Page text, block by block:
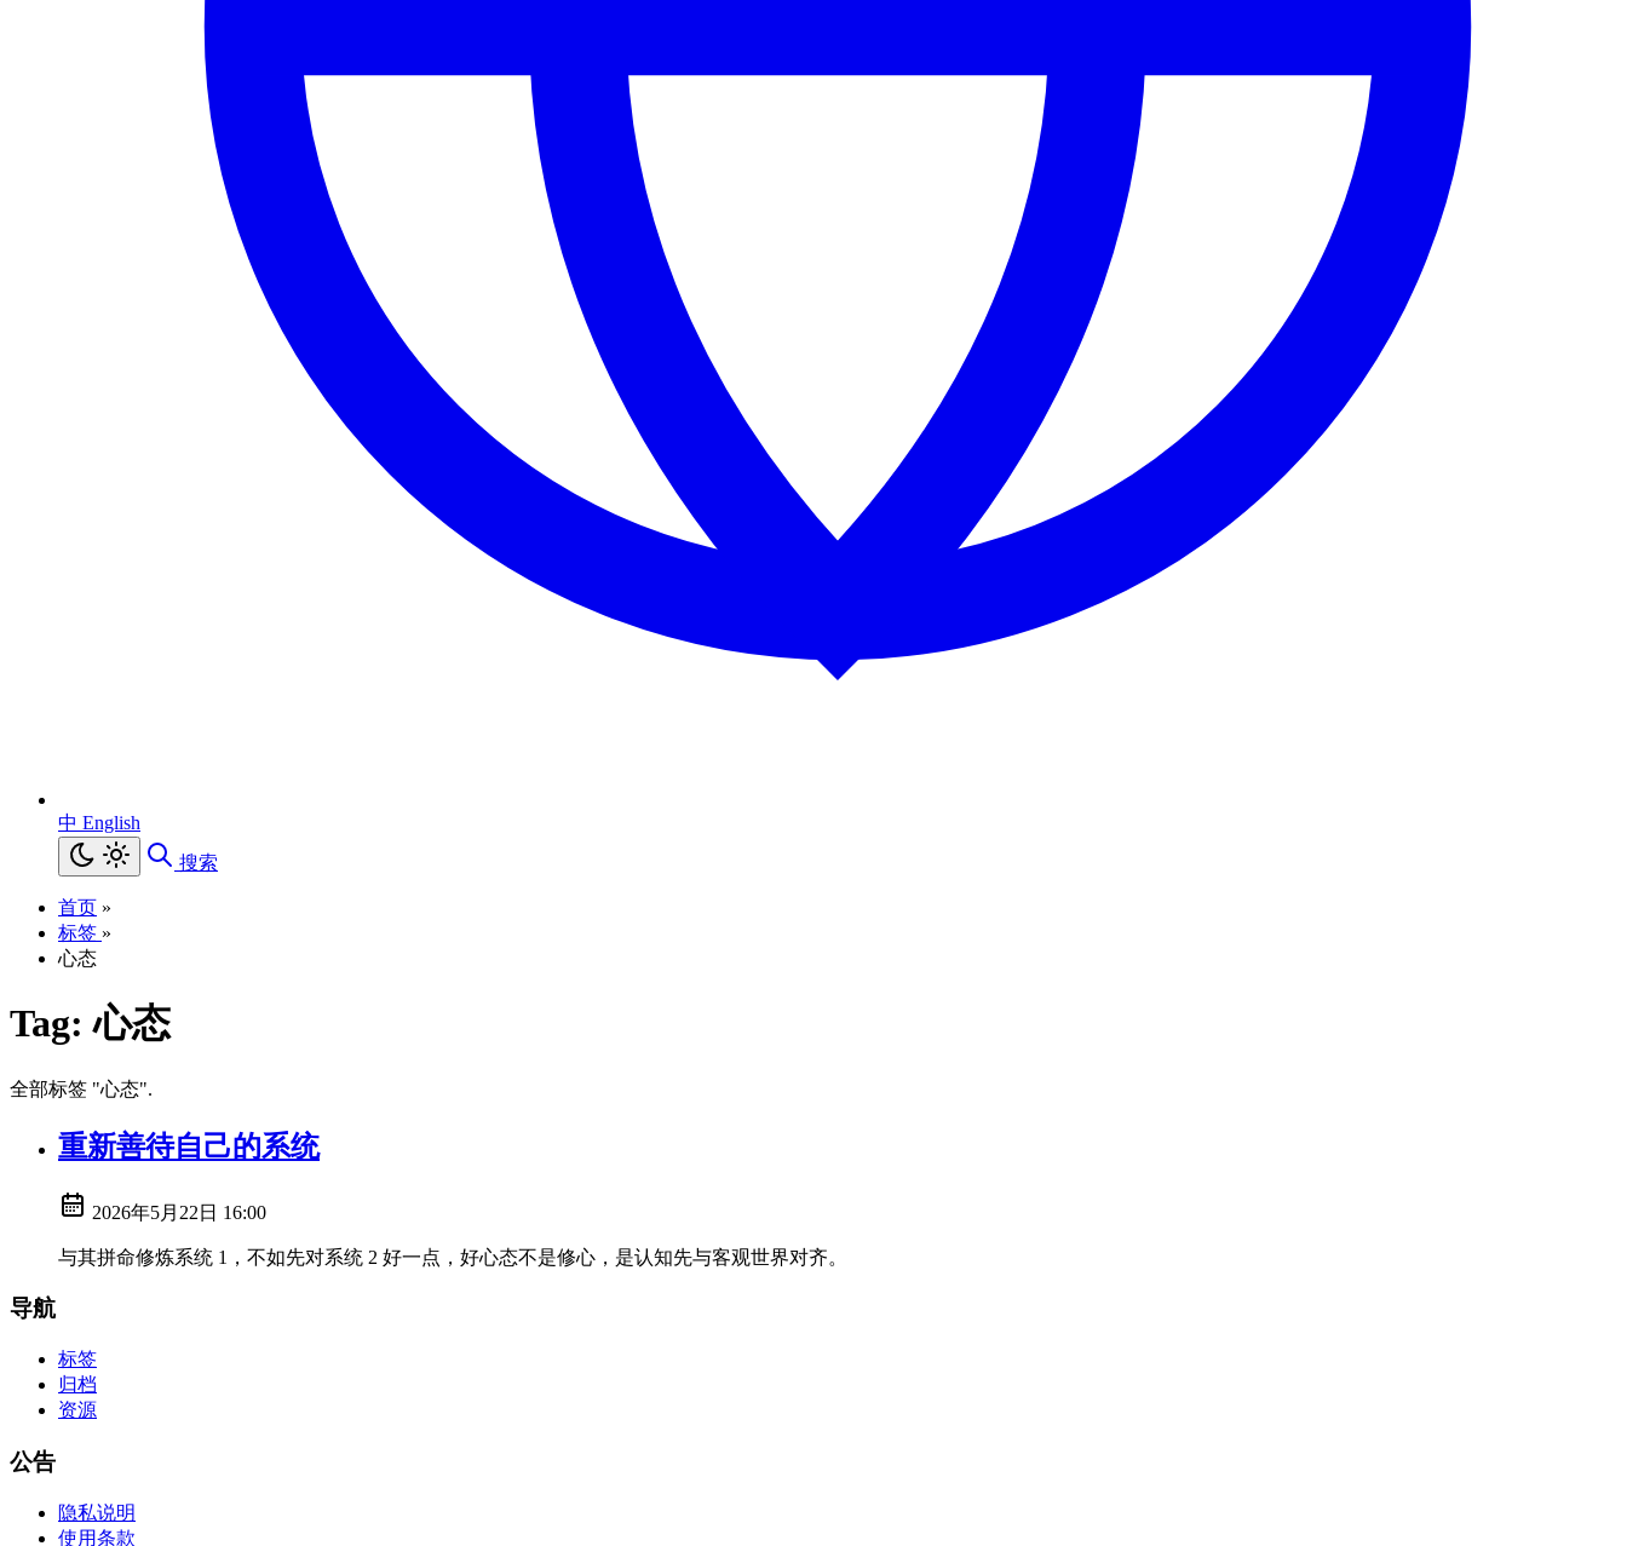
中 English
搜索
首页 »
标签 »
心态
Tag:心态
全部标签 "心态".
重新善待自己的系统
2026年5月22日 16:00
与其拼命修炼系统 1，不如先对系统 2 好一点，好心态不是修心，是认知先与客观世界对齐。
导航
标签
归档
资源
公告
隐私说明
使用条款